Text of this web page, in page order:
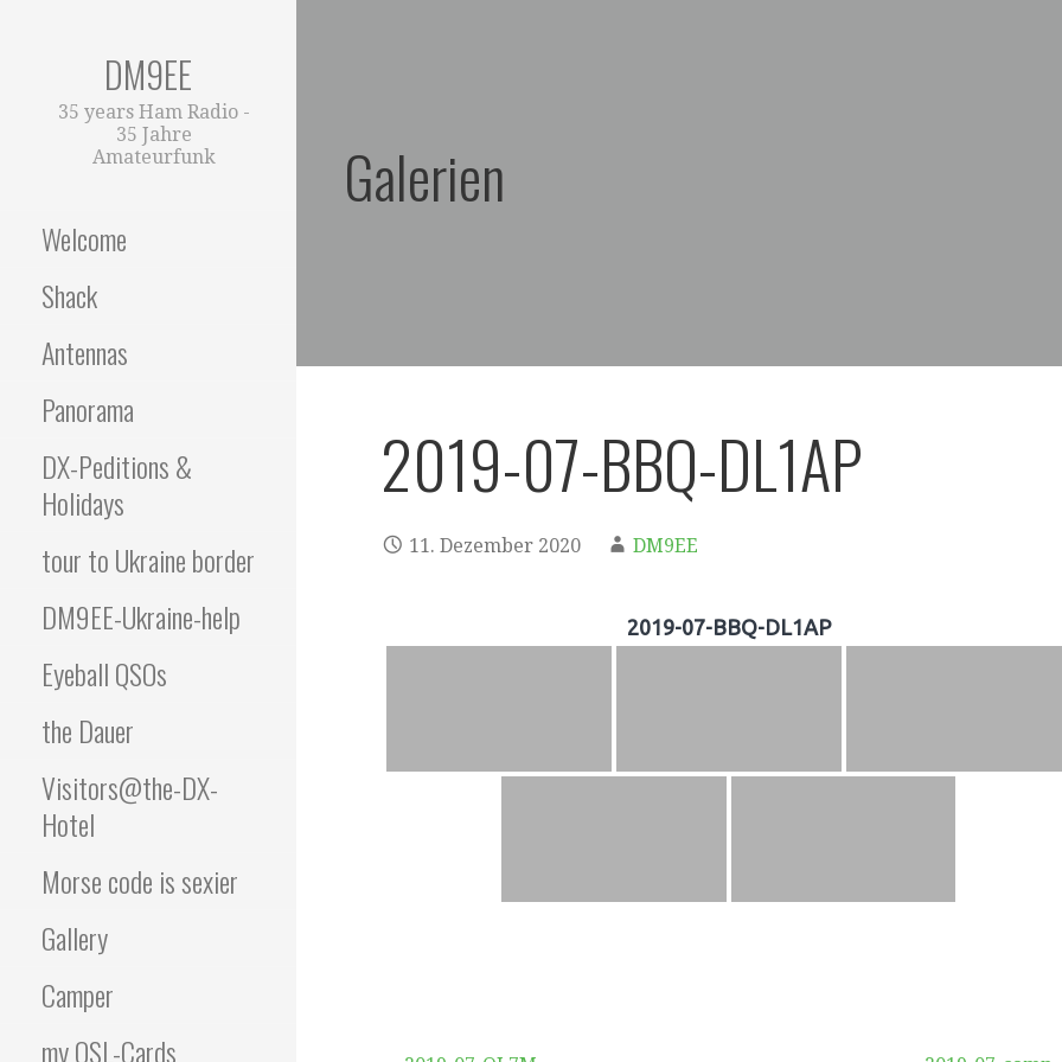
DM9EE
35 years Ham Radio -
35 Jahre
Amateurfunk
Welcome
Shack
Antennas
Panorama
DX-Peditions &
Holidays
tour to Ukraine border
DM9EE-Ukraine-help
Eyeball QSOs
the Dauer
Visitors@the-DX-
Hotel
Morse code is sexier
Gallery
Camper
my QSL-Cards
Galerien
2019-07-BBQ-DL1AP
11. Dezember 2020 DM9EE
2019-07-BBQ-DL1AP